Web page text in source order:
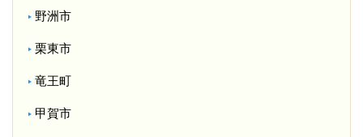
野洲市
栗東市
竜王町
甲賀市